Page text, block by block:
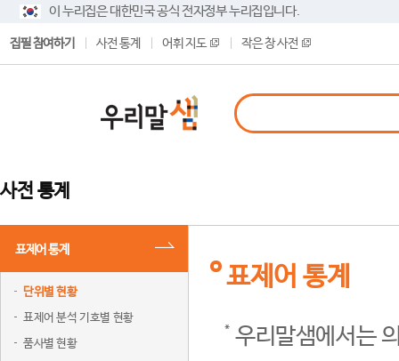
이 누리집은 대한민국 공식 전자정부 누리집입니다.
집필 참여하기 사전 통계 어휘 지도 작은 창 사전
사전 통계
표제어 통계
단위별 현황
표제어 분석 기호별 현황
품사별 현황
표제어 통계
우리말샘에서는